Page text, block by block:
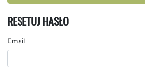
RESETUJ HASŁO
Email